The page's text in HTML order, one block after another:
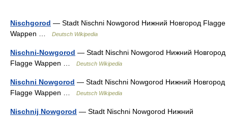
Nischgorod — Stadt Nischni Nowgorod Нижний Новгород Flagge
Wappen …
Deutsch Wikipedia
Nischni-Nowgorod — Stadt Nischni Nowgorod Нижний Новгород
Flagge Wappen …
Deutsch Wikipedia
Nischni Nowgorod — Stadt Nischni Nowgorod Нижний Новгород
Flagge Wappen …
Deutsch Wikipedia
Nischnij Nowgorod — Stadt Nischni Nowgorod Нижний